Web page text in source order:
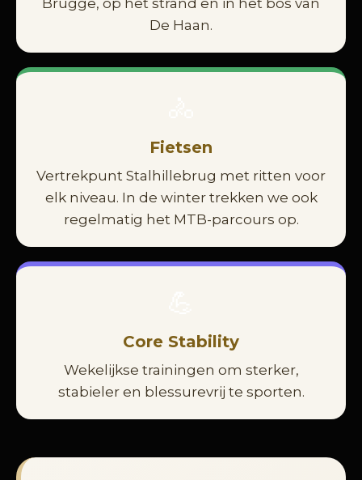
Brugge, op het strand en in het bos van
De Haan.
Fietsen
Vertrekpunt Stalhillebrug met ritten voor
elk niveau. In de winter trekken we ook
regelmatig het MTB-parcours op.
Core Stability
Wekelijkse trainingen om sterker,
stabieler en blessurevrij te sporten.